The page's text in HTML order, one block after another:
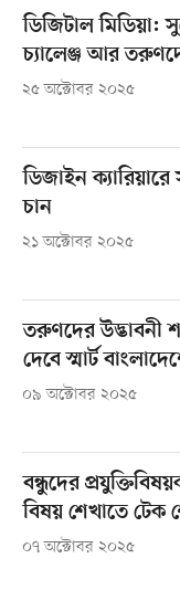
ডিজিটাল মিডিয়া:
চ্যালেঞ্জ আর
২৫ অক্টোবর ২০২৫
ডিজাইন
চান
২১ অক্টোবর ২০২৫
তরুণদের উদ্ভাবনী
দেবে স্মার্ট
০৯ অক্টোবর ২০২৫
বন্ধুদের
বিষয় শেখাতে টেক
০৭ অক্টোবর ২০২৫